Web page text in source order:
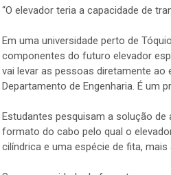
“O elevador teria a capacidade de
Em uma universidade perto de
componentes do futuro elevador
vai levar as pessoas diretamente
Departamento de Engenharia. É um
Estudantes pesquisam a solução
formato do cabo pelo qual o
cilíndrica e uma espécie de fita, mais